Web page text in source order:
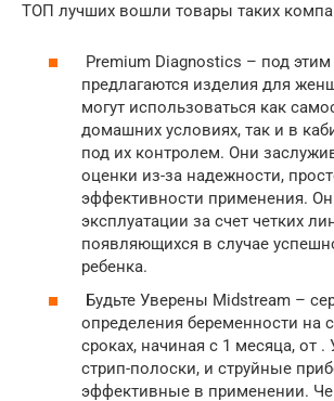
ТОП лучших вошли товары таких
Premium Diagnostics – под
предлагаются изделия для
могут использоваться как
домашних условиях, так и в
под их контролем. Они
оценки из-за надежности,
эффективности применения.
эксплуатации за счет четких
появляющихся в случае
ребенка.
Будьте Уверены Midstream –
определения беременности на
сроках, начиная с 1 месяца, от .
стрип-полоски, и струйные
эффективные в применении.